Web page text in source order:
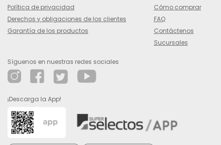
Política de privacidad
Derechos y obligaciones de los clientes
Garantía de los productos
Cómo comprar
FAQ
Contáctenos
Sucursales
Síguenos en nuestras redes sociales
¡Descarga la App!